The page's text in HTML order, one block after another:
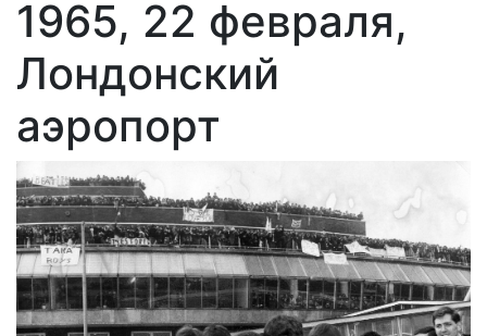
1965, 22 февраля,
Лондонский
аэропорт